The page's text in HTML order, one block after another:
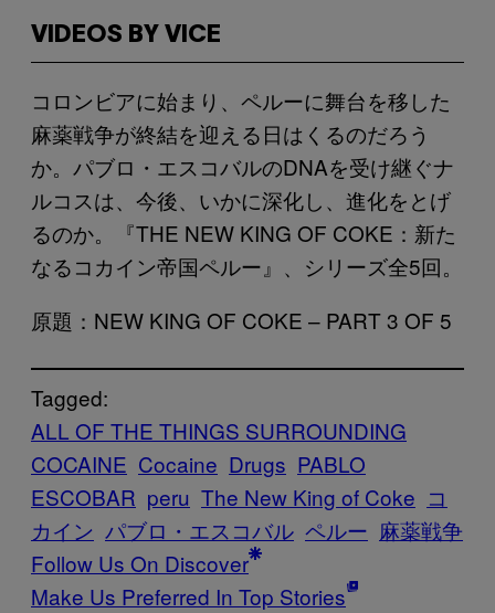
VIDEOS BY VICE
コロンビアに始まり、ペルーに舞台を移した
麻薬戦争が終結を迎える日はくるのだろう
か。パブロ・エスコバルのDNAを受け継ぐナ
ルコスは、今後、いかに深化し、進化をとげ
るのか。『THE NEW KING OF COKE：新た
なるコカイン帝国ペルー』、シリーズ全5回。
原題：NEW KING OF COKE – PART 3 OF 5
Tagged:
ALL OF THE THINGS SURROUNDING
COCAINE Cocaine Drugs PABLO
ESCOBAR peru The New King of Coke コ
カイン パブロ・エスコバル ペルー 麻薬戦争
Follow Us On Discover
Make Us Preferred In Top Stories